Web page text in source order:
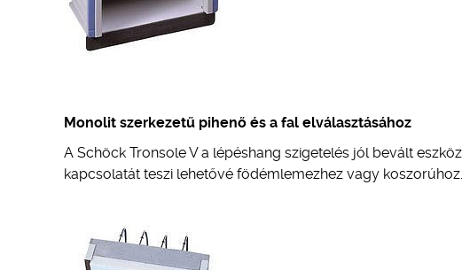
Monolit szerkezetű pihenő és a fal elválasztásához
A Schöck Tronsole V a lépéshang szigetelés jól bevált
kapcsolatát teszi lehetővé födémlemezhez vagy koszorúhoz.